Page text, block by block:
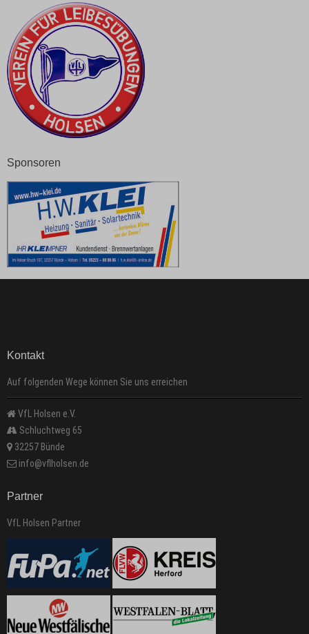
Sponsoren
Kontakt
Auf folgenden Wege können Sie uns erreichen
VfL Holsen e.V.
Schluchtweg 65
32257 Bünde
info@vflholsen.de
Partner
VfL Holsen Partner